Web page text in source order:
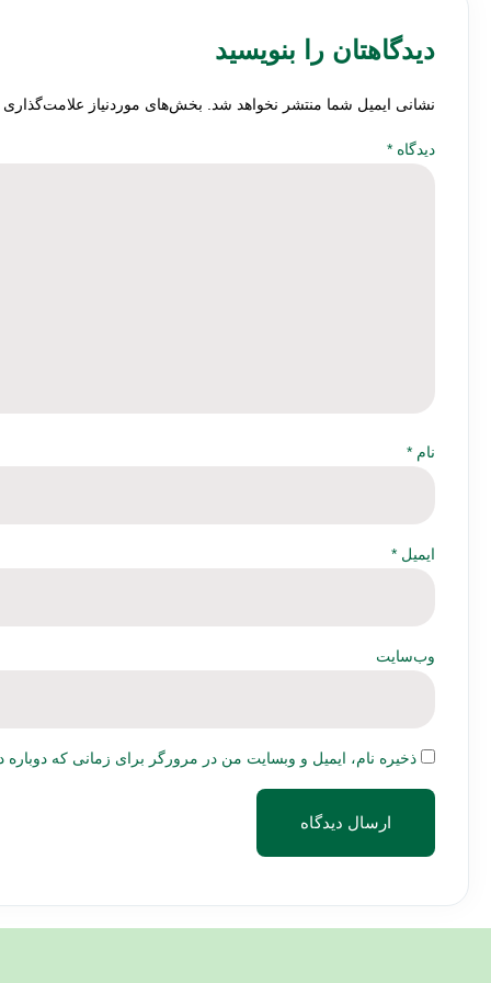
دیدگاهتان را بنویسید
نشانی ایمیل شما منتشر نخواهد شد. بخش‌های موردنیاز علامت‌گذاری
دیدگاه *
نام *
ایمیل *
وب‌سایت
ذخیره نام، ایمیل و وبسایت من در مرورگر برای زمانی که